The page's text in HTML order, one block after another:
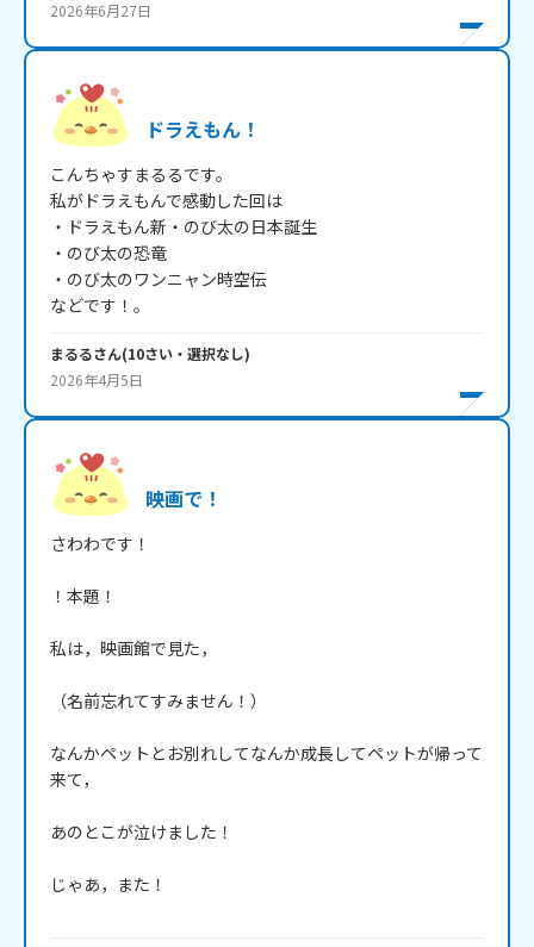
2026年6月27日
ドラえもん！
こんちゃすまるるです。
私がドラえもんで感動した回は
・ドラえもん新・のび太の日本誕生
・のび太の恐竜
・のび太のワンニャン時空伝
などです！。
まるるさん(10さい・ 選択なし)
2026年4月5日
映画で！
さわわです！
！本題！
私は，映画館で見た，
（名前忘れてすみません！）
なんかペットとお別れしてなんか成長してペットが帰って
来て，
あのとこが泣けました！
じゃあ，また！